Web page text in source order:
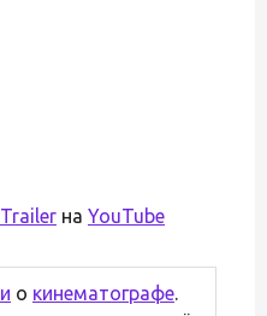
на YouTube
о кинематографе.